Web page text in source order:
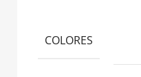
COLORES